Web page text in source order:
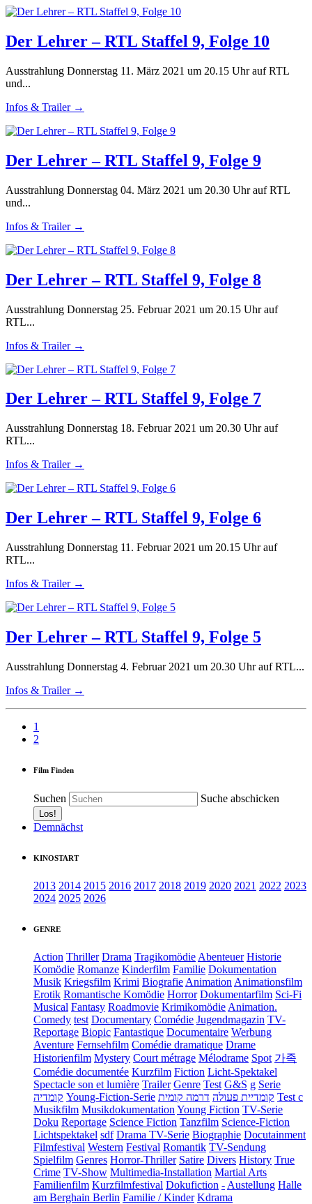
Der Lehrer – RTL Staffel 9, Folge 10
Ausstrahlung Donnerstag 11. März 2021 um 20.15 Uhr auf RTL
und...
Infos & Trailer →
Der Lehrer – RTL Staffel 9, Folge 9
Ausstrahlung Donnerstag 04. März 2021 um 20.30 Uhr auf RTL
und...
Infos & Trailer →
Der Lehrer – RTL Staffel 9, Folge 8
Ausstrahlung Donnerstag 25. Februar 2021 um 20.15 Uhr auf
RTL...
Infos & Trailer →
Der Lehrer – RTL Staffel 9, Folge 7
Ausstrahlung Donnerstag 18. Februar 2021 um 20.30 Uhr auf
RTL...
Infos & Trailer →
Der Lehrer – RTL Staffel 9, Folge 6
Ausstrahlung Donnerstag 11. Februar 2021 um 20.15 Uhr auf
RTL...
Infos & Trailer →
Der Lehrer – RTL Staffel 9, Folge 5
Ausstrahlung Donnerstag 4. Februar 2021 um 20.30 Uhr auf RTL...
Infos & Trailer →
1
2
Film Finden
Suchen Suche abschicken
Demnächst
KINOSTART
2013 2014 2015 2016 2017 2018 2019 2020 2021 2022 2023
2024 2025 2026
GENRE
Action Thriller Drama Tragikomödie Abenteuer Historie
Komödie Romanze Kinderfilm Familie Dokumentation
Musik Kriegsfilm Krimi Biografie Animation Animationsfilm
Erotik Romantische Komödie Horror Dokumentarfilm Sci-Fi
Musical Fantasy Roadmovie Krimikomödie Animation.
Comedy test Documentary Comédie Jugendmagazin TV-
Reportage Biopic Fantastique Documentaire Werbung
Aventure Fernsehfilm Comédie dramatique Drame
Historienfilm Mystery Court métrage Mélodrame Spot 가족
Comédie documentée Kurzfilm Fiction Licht-Spektakel
Spectacle son et lumière Trailer Genre Test G&S g Serie
קומדיה Young-Fiction-Serie קומדיית פעולה דרמה קומית
Test c
Musikfilm Musikdokumentation Young Fiction TV-Serie
Doku Reportage Science Fiction Tanzfilm Science-Fiction
Lichtspektakel sdf Drama TV-Serie Biographie Docutainment
Filmfestival Western Festival Romantik TV-Sendung
Spielfilm Genres Horror-Thriller Satire Divers History True
Crime TV-Show Multimedia-Installation Martial Arts
Familienfilm Kurzfilmfestival Dokufiction - Austellung Halle
am Berghain Berlin Familie / Kinder Kdrama